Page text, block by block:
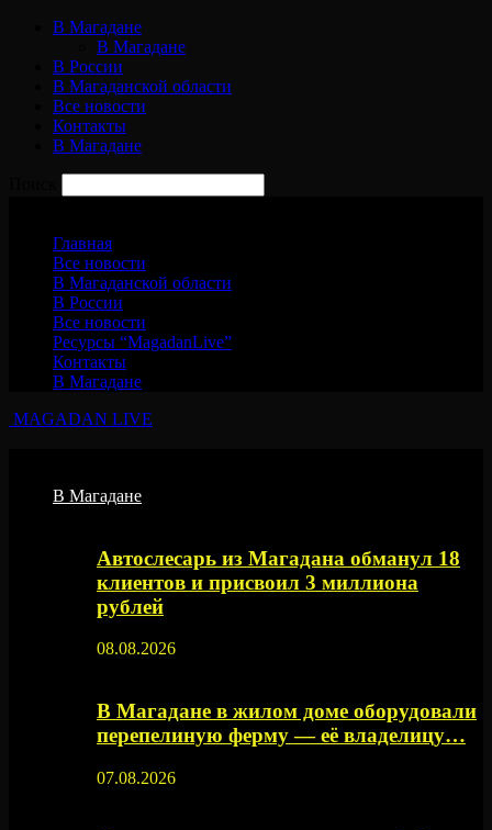
В Магадане
В Магадане
В России
В Магаданской области
Все новости
Контакты
В Магадане
Главная
Все новости
В Магаданской области
В России
Все новости
Ресурсы “MagadanLive”
Контакты
В Магадане
MAGADAN LIVE
В Магадане
Автослесарь из Магадана обманул 18
клиентов и присвоил 3 миллиона
рублей
08.08.2026
В Магадане в жилом доме оборудовали
перепелиную ферму — её владелицу…
07.08.2026